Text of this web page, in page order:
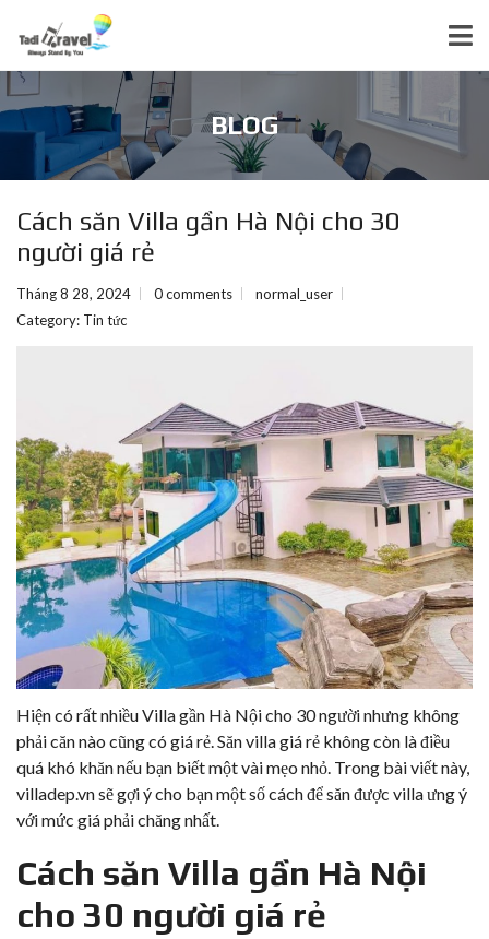
BLOG
Cách săn Villa gần Hà Nội cho 30
người giá rẻ
Tháng 8 28, 2024 0 comments
normal_user
Category: Tin tức
Hiện có rất nhiều Villa gần Hà Nội cho 30 người nhưng không
phải căn nào cũng có giá rẻ. Săn villa giá rẻ không còn là điều
quá khó khăn nếu bạn biết một vài mẹo nhỏ. Trong bài viết này,
villadep.vn sẽ gợi ý cho bạn một số cách để săn được villa ưng ý
với mức giá phải chăng nhất.
Cách săn Villa gần Hà Nội
cho 30 người giá rẻ